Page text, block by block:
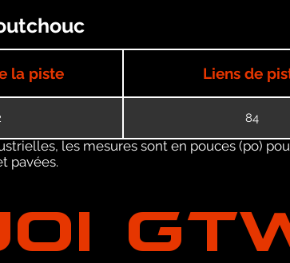
la piste Liens de
84
les mesures sont en pouces (po)
pavées.